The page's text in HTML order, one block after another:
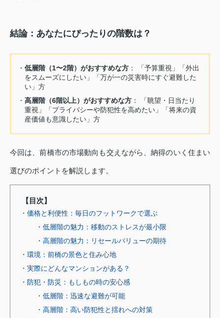
結論：あなたにぴったりの階数は？
・低層階（1〜2階）がおすすめな方 ： 「予算重視」「外出
をスムーズにしたい」「万が一の災害時にすぐ避難した
い」方
・高層階（6階以上）がおすすめな方 ： 「眺望・日当たり
重視」「プライバシーや防犯性を高めたい」「将来の資
産価値も意識したい」方
今回は、前橋市の市場動向も交えながら、納得のいく住まい
選びのポイントを解説します。
【目次】
・価格と利便性：毎日のフットワークで選ぶ
・低層階の魅力：移動のストレスが最小限
・高層階の魅力：リセールバリューの期待
・環境：前橋の景色と住み心地
・実際にどんなマンションがある？
・防犯・防災：もしもの時の安心感
・低層階：迅速な避難が可能
・高層階：高い防犯性と揺れへの対策